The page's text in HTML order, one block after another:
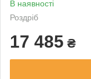
В наявності
Роздріб
17 485 ₴